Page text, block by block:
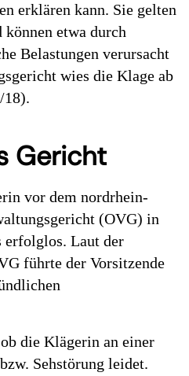
erklären kann. Sie gelten
etwa durch
Belastungen verursacht
wies die Klage ab
18).
Gericht
vor dem nordrhein-
(OVG) in
erfolglos. Laut der
führte der Vorsitzende
die Klägerin an einer
Sehstörung leidet.